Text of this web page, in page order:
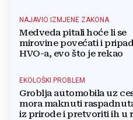
NAJAVIO IZMJENE ZAKONA
Medveda pitali hoće li se
mirovine povećati i
HVO-a, evo što je rekao
EKOLOŠKI PROBLEM
Groblja automobila uz
mora maknuti
iz prirode i pretvoriti ih u